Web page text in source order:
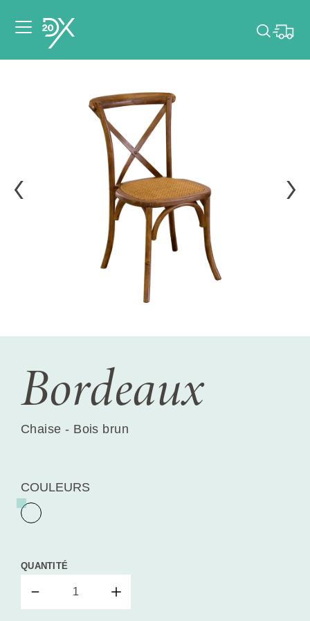
dates de votre
événement.
Choisir mes dates
Bordeaux
Chaise - Bois brun
COULEURS
QUANTITÉ